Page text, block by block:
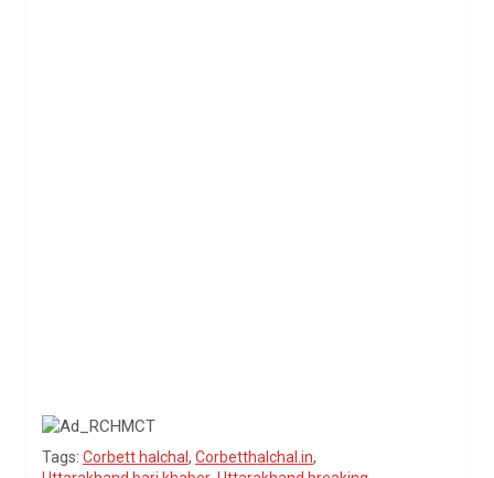
Tags: Corbett halchal , Corbetthalchal.in,